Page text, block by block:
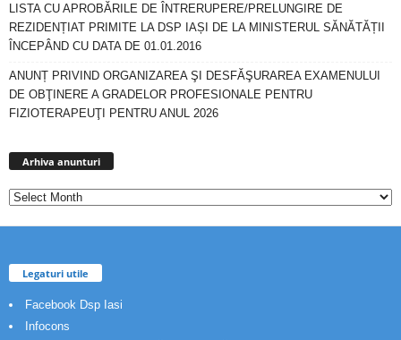
LISTA CU APROBĂRILE DE ÎNTRERUPERE/PRELUNGIRE DE
REZIDENȚIAT PRIMITE LA DSP IAȘI DE LA MINISTERUL SĂNĂTĂȚII
ÎNCEPÂND CU DATA DE 01.01.2016
ANUNȚ PRIVIND ORGANIZAREA ŞI DESFĂŞURAREA EXAMENULUI
DE OBŢINERE A GRADELOR PROFESIONALE PENTRU
FIZIOTERAPEUŢI PENTRU ANUL 2026
Arhiva anunturi
Legaturi utile
Facebook Dsp Iasi
Infocons